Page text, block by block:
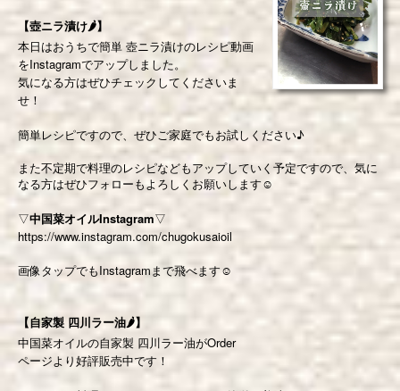
【壺ニラ漬け🌶️】
本日はおうちで簡単 壺ニラ漬けのレシピ動画
をInstagramでアップしました。
気になる方はぜひチェックしてくださいま
せ！
簡単レシピですので、ぜひご家庭でもお試しください♪
また不定期で料理のレシピなどもアップしていく予定ですので、気に
なる方はぜひフォローもよろしくお願いします☺️
▽中国菜オイルInstagram▽
https://www.instagram.com/chugokusaioil
画像タップでもInstagramまで飛べます☺️
【自家製 四川ラー油🌶】
中国菜オイルの自家製 四川ラー油がOrder
ページより好評販売中です！